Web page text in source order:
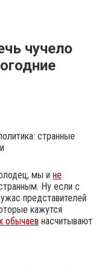
чучело
мы и не
Ну если с
представителей
кажутся
обычаев насчитывают